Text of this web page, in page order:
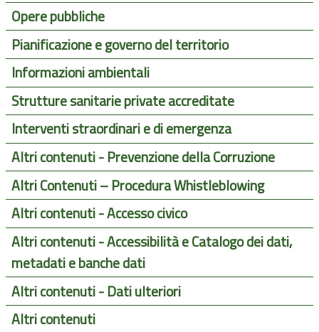
Opere pubbliche
Pianificazione e governo del territorio
Informazioni ambientali
Strutture sanitarie private accreditate
Interventi straordinari e di emergenza
Altri contenuti - Prevenzione della Corruzione
Altri Contenuti – Procedura Whistleblowing
Altri contenuti - Accesso civico
Altri contenuti - Accessibilità e Catalogo dei dati,
metadati e banche dati
Altri contenuti - Dati ulteriori
Altri contenuti